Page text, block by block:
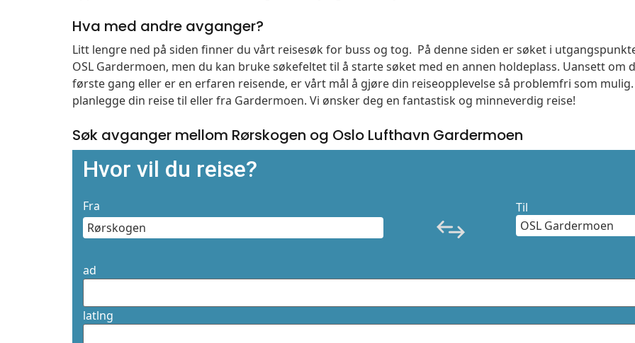
Hva med andre avganger?
Litt lengre ned på siden finner du vårt reisesøk for buss og tog. På denne siden er søket i
OSL Gardermoen, men du kan bruke søkefeltet til å starte søket med en annen holdeplass. Uansett
første gang eller er en erfaren reisende, er vårt mål å gjøre din reiseopplevelse så problemfri som
planlegge din reise til eller fra Gardermoen. Vi ønsker deg en fantastisk og minneverdig reise!
Søk avganger mellom Rørskogen og Oslo Lufthavn Gardermoen
Hvor vil du reise?
Fra Til
ad
latlng